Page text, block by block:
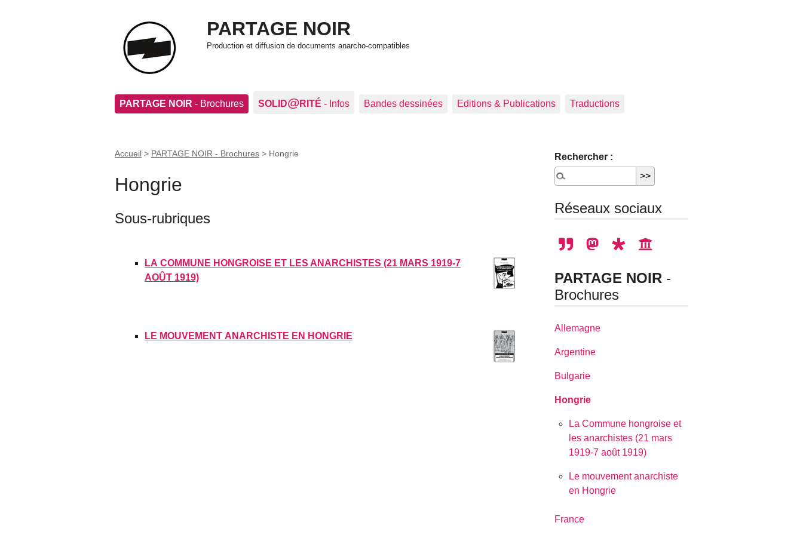
PARTAGE NOIR
Production et diffusion de documents anarcho-compatibles
PARTAGE NOIR - Brochures SOLID@RITÉ - Infos Bandes dessinées Editions & Publications Traductions
Accueil > PARTAGE NOIR - Brochures > Hongrie
Hongrie
Sous-rubriques
LA COMMUNE HONGROISE ET LES ANARCHISTES (21 MARS 1919-7
AOÛT 1919)
LE MOUVEMENT ANARCHISTE EN HONGRIE
Rechercher :
Réseaux sociaux
PARTAGE NOIR -
Brochures
Allemagne
Argentine
Bulgarie
Hongrie
La Commune hongroise et
les anarchistes (21 mars
1919-7 août 1919)
Le mouvement anarchiste
en Hongrie
France